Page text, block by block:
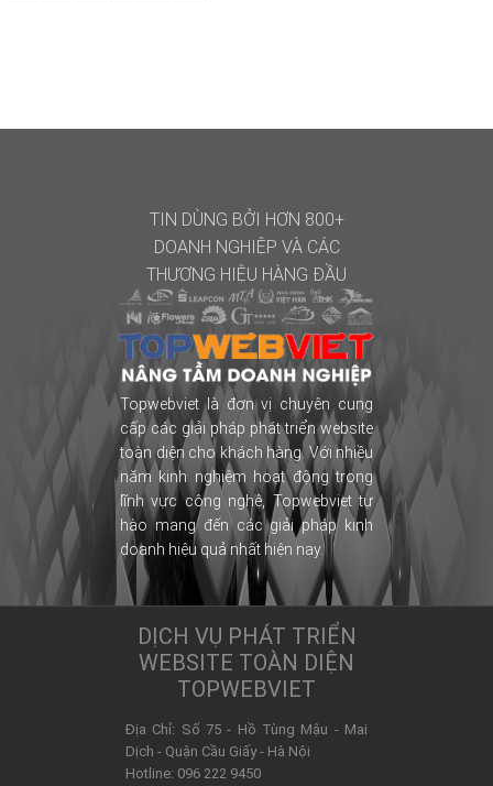
TIN DÙNG BỞI HƠN 800+
DOANH NGHIỆP VÀ CÁC
THƯƠNG HIỆU HÀNG ĐẦU
Topwebviet là đơn vị chuyên cung
cấp các giải pháp phát triển website
toàn diện cho khách hàng. Với nhiều
năm kinh nghiệm hoạt động trong
lĩnh vực công nghệ, Topwebviet tự
hào mang đến các giải pháp kinh
doanh hiệu quả nhất hiện nay.
DỊCH VỤ PHÁT TRIỂN
WEBSITE TOÀN DIỆN
TOPWEBVIET
Địa Chỉ: Số 75 - Hồ Tùng Mậu - Mai
Dịch - Quận Cầu Giấy- Hà Nội
Hotline: 096 222 9450